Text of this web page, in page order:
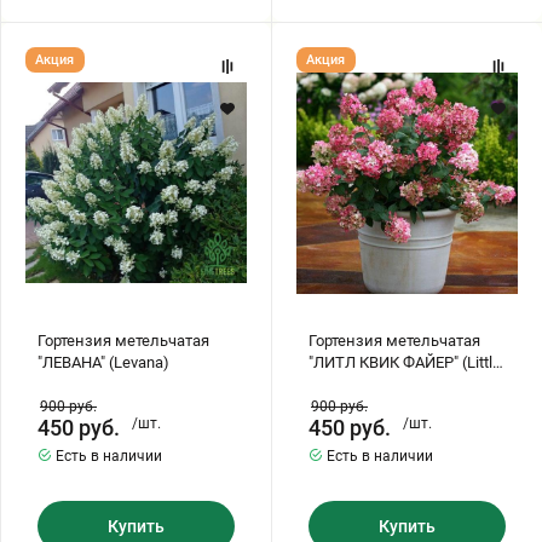
Гортензия
метельчатая
"ЛЕВАНА"
(Levana)
Гортензия метельчатая
"ЛЕВАНА" (Levana)
Акция
900руб.
450 руб.
/шт.
Есть в наличии
Купить
Гортензия
метельчатая
"ЛИТЛ
КВИК
ФАЙЕР"
(Little
Quick
Fire)
Гортензия метельчатая
"ЛИТЛ КВИК ФАЙЕР" (Little
Акция
900руб.
450 руб.
/шт.
Есть в наличии
Купить